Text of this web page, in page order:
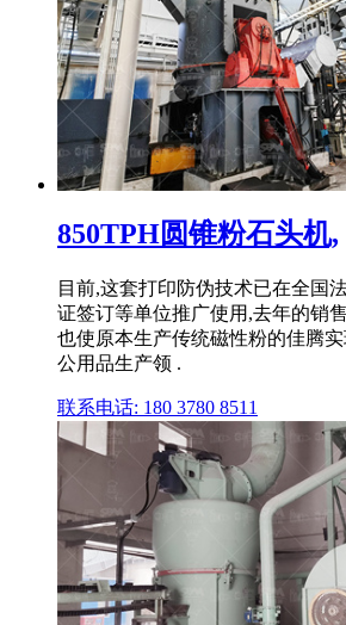
850TPH圆锥粉石头机,
目前,这套打印防伪技术已在全国
证签订等单位推广使用,去年的销
也使原本生产传统磁性粉的佳腾
公用品生产领 .
联系电话: 180 3780 8511